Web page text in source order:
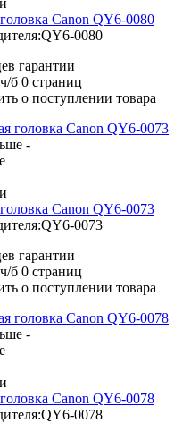
Canon QY6-0080
QY6-0080
гарантии
б 0 страниц
о поступлении товара
-
Canon QY6-0073
QY6-0073
гарантии
б 0 страниц
о поступлении товара
-
Canon QY6-0078
QY6-0078